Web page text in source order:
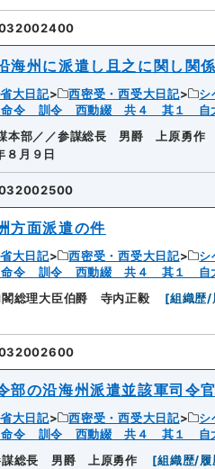
海州に派遣し且之に関し関
大日記 西密受・西受大日記 シ
命令 訓令 西動綴 共４ 其１ 自大
本部／／参謀総長 男爵 上原勇作
８月９日
方面派遣の件
大日記 西密受・西受大日記 シ
命令 訓令 西動綴 共４ 其１ 自大
閣総理大臣伯爵 寺内正毅 [組織歴/
部の沿海州派遣並該軍司令
大日記 西密受・西受大日記 シ
命令 訓令 西動綴 共４ 其１ 自大
謀総長 男爵 上原勇作 [組織歴/履